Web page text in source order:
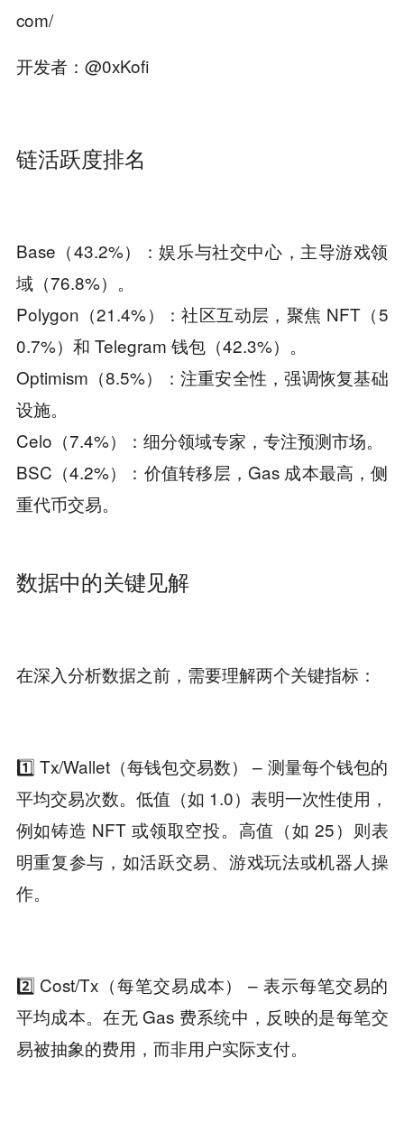
com/
开发者：@0xKofi
链活跃度排名
Base（43.2%）：娱乐与社交中心，主导游戏领
域（76.8%）。
Polygon（21.4%）：社区互动层，聚焦 NFT（5
0.7%）和 Telegram 钱包（42.3%）。
Optimism（8.5%）：注重安全性，强调恢复基础
设施。
Celo（7.4%）：细分领域专家，专注预测市场。
BSC（4.2%）：价值转移层，Gas 成本最高，侧
重代币交易。
数据中的关键见解
在深入分析数据之前，需要理解两个关键指标：
1️⃣ Tx/Wallet（每钱包交易数） – 测量每个钱包的
平均交易次数。低值（如 1.0）表明一次性使用，
例如铸造 NFT 或领取空投。高值（如 25）则表
明重复参与，如活跃交易、游戏玩法或机器人操
作。
2️⃣ Cost/Tx（每笔交易成本） – 表示每笔交易的
平均成本。在无 Gas 费系统中，反映的是每笔交
易被抽象的费用，而非用户实际支付。